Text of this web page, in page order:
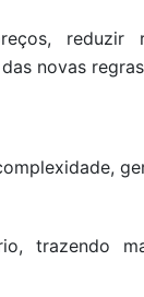
reduzir
novas
trazendo